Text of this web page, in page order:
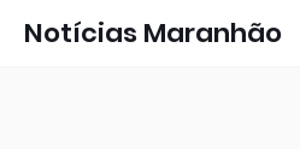
Notícias Maranhão